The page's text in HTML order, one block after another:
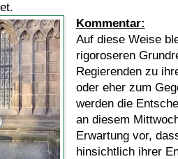
Kommentar:
Auf diese Weise
rigoroseren
Regierenden zu
oder eher zum
werden die
an diesem
Erwartung vor,
hinsichtlich ihrer